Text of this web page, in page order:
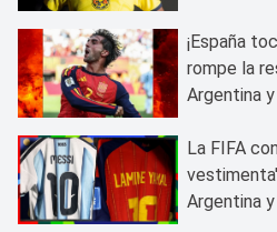
¡España
rompe la
Argentina
La FIFA
Argentina